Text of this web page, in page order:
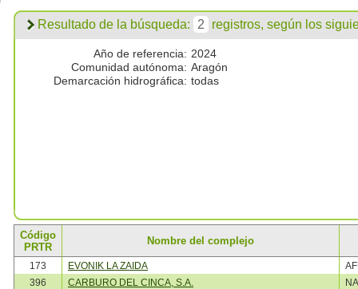
Resultado de la búsqueda: 2 registros, según los
Año de referencia: 2024
Comunidad autónoma: Aragón
Demarcación hidrográfica: todas
Código
PRTR
Nombre del complejo
173 EVONIK LA ZAIDA
396
CARBURO DEL CINCA, S.A.